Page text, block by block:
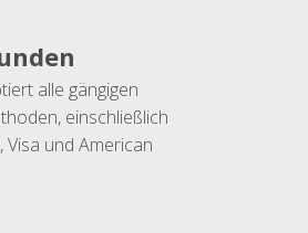
alle gängigen
einschließlich
Visa und American